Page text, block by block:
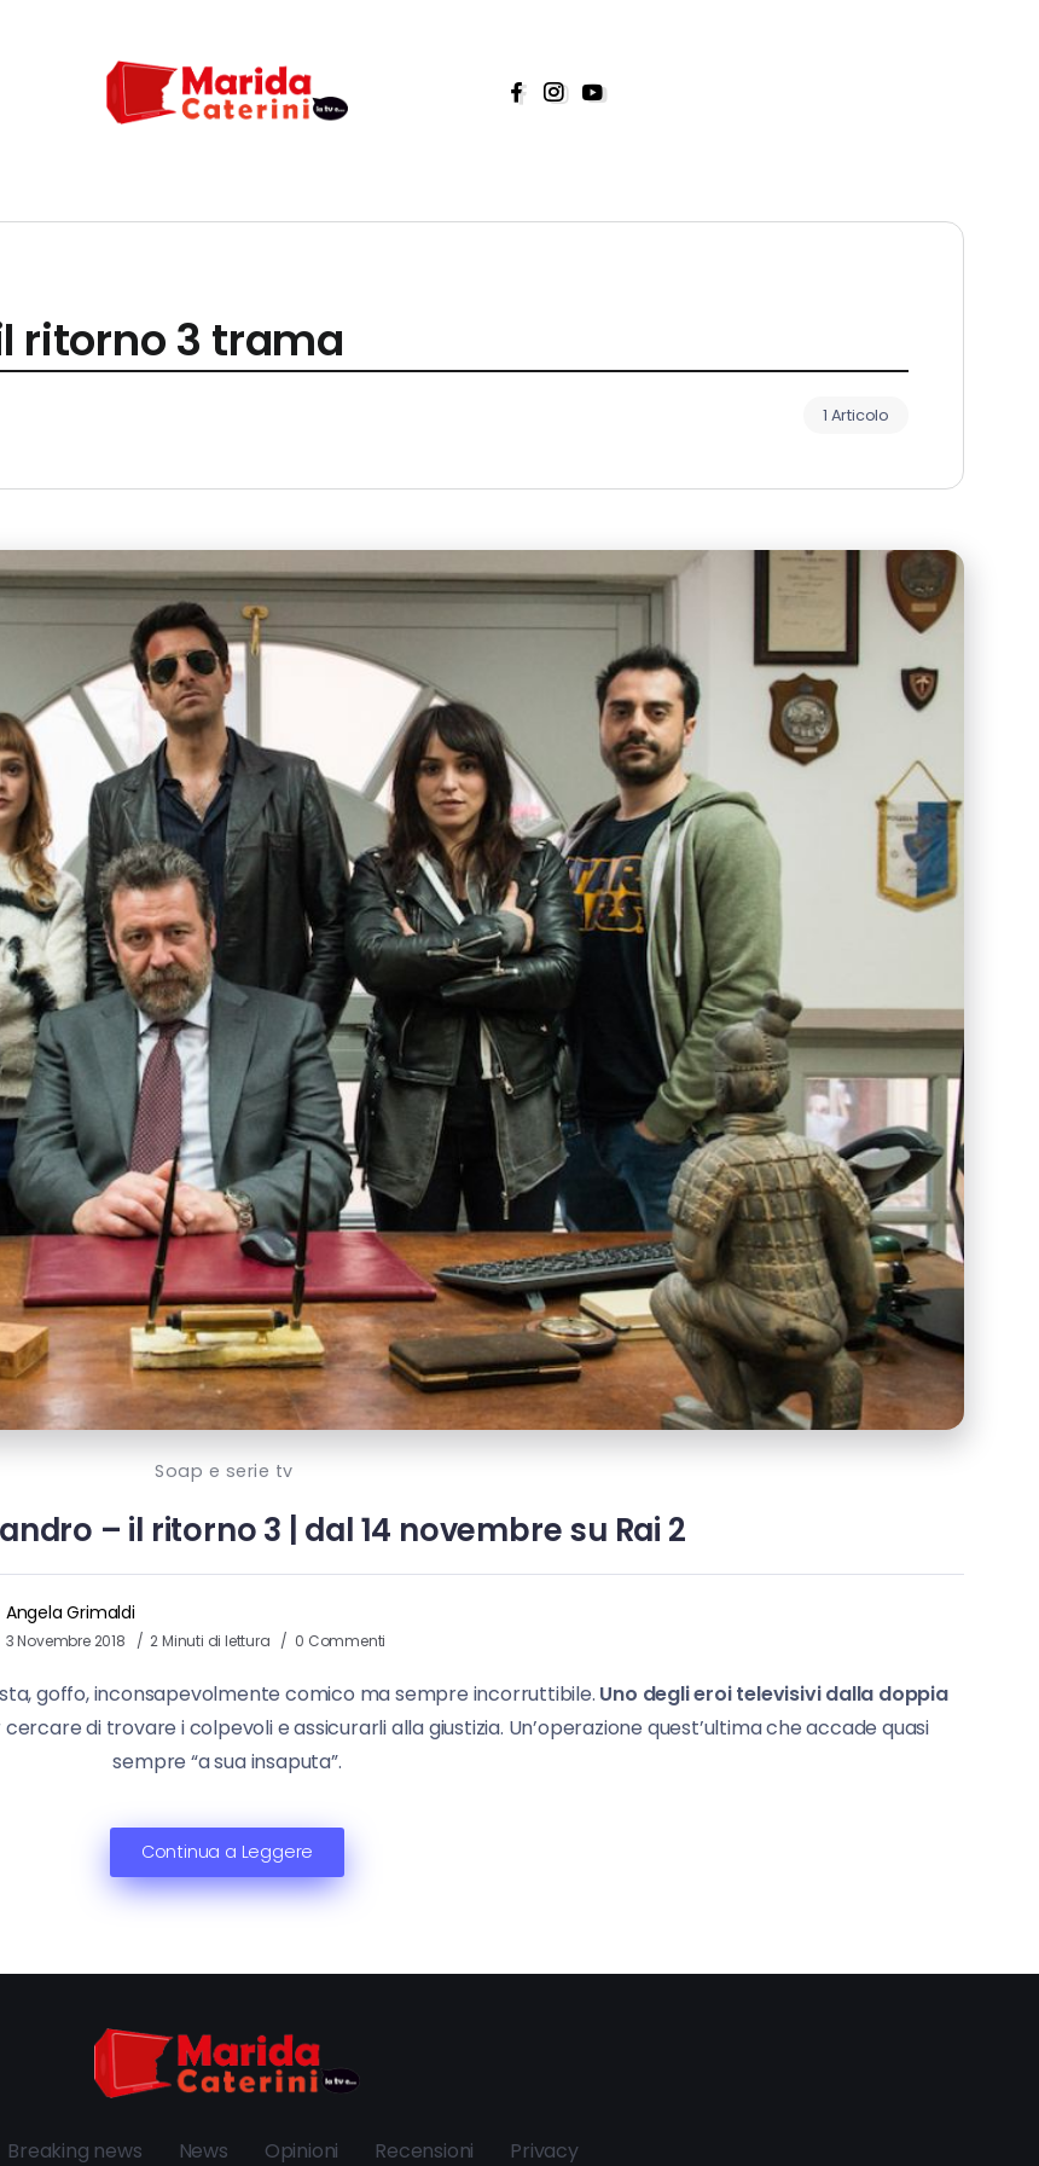
ritorno 3 trama
1 Articolo
Soap e serie tv
– il ritorno 3 | dal 14 novembre su Rai 2
Angela Grimaldi
3 Novembre 2018 2 Minuti di lettura 0 Commenti
goffo, inconsapevolmente comico ma sempre incorruttibile. Uno degli eroi televisivi dalla doppia
di trovare i colpevoli e assicurarli alla giustizia. Un’operazione quest’ultima che accade quasi
sempre “a sua insaputa”.
Continua a Leggere
Breaking news News Opinioni Recensioni Privacy